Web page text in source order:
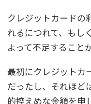
クレジットカードの
れるにつれて、もし
よって不足すること
最初にクレジットカ
だったし、それほど
的控えめな金額を申